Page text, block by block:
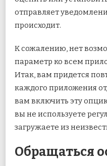
отправляет
происходит.
К сожалению, нет
параметр ко всем
Итак, вам придется
каждого приложения
вам включить эту
вы не используете
загружаете из
Обращаться